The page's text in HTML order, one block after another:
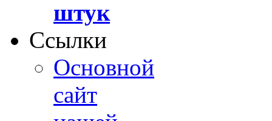
штук
Ссылки
Основной
сайт